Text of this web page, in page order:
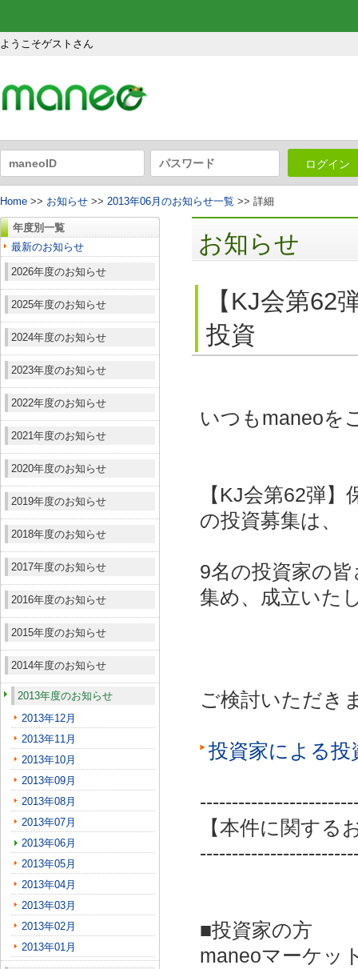
ようこそゲストさん
ログイン
Home >> お知らせ >> 2013年06月のお知らせ一覧 >> 詳細
年度別一覧
最新のお知らせ
2026年度のお知らせ
2025年度のお知らせ
2024年度のお知らせ
2023年度のお知らせ
2022年度のお知らせ
2021年度のお知らせ
2020年度のお知らせ
2019年度のお知らせ
2018年度のお知らせ
2017年度のお知らせ
2016年度のお知らせ
2015年度のお知らせ
2014年度のお知らせ
2013年度のお知らせ
2013年12月
2013年11月
2013年10月
2013年09月
2013年08月
2013年07月
2013年06月
2013年05月
2013年04月
2013年03月
2013年02月
2013年01月
お知らせ
【KJ会第62
投資
いつもmaneoを
【KJ会第62弾
の投資募集は、
9名の投資家の
集め、成立いた
ご検討いただき
投資家による
【本件に関する
■投資家の方
maneoマーケッ